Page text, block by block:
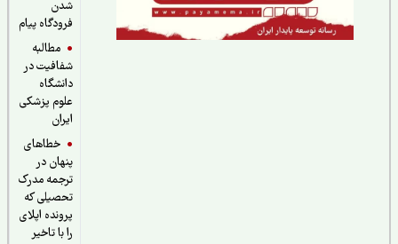
فرودگاه پیام
مطالبه
شفافیت در
دانشگاه
علوم پزشکی
خطاهای
پنهان در
ترجمه مدرک
تحصیلی که
پرونده اپلای
را با تاخیر